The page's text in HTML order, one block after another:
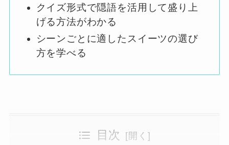
クイズ形式で隠語を活用して盛り上
げる方法がわかる
シーンごとに適したスイーツの選び
方を学べる
目次